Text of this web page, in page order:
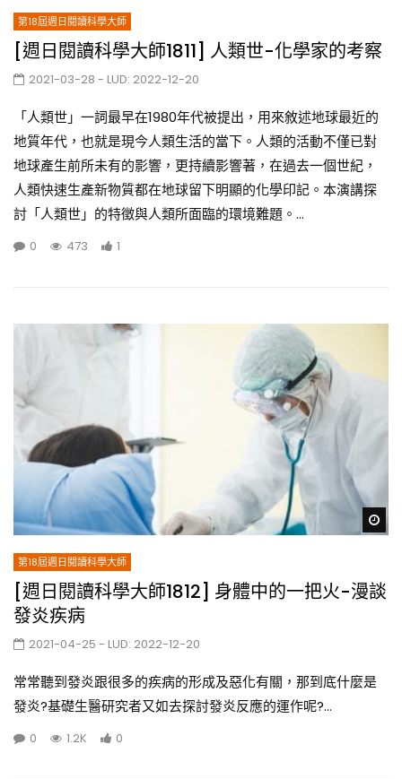
第18屆週日閱讀科學大師
[週日閱讀科學大師1811] 人類世-化學家的考察
2021-03-28 - LUD: 2022-12-20
「人類世」一詞最早在1980年代被提出，用來敘述地球最近的
地質年代，也就是現今人類生活的當下。人類的活動不僅已對
地球產生前所未有的影響，更持續影響著，在過去一個世紀，
人類快速生產新物質都在地球留下明顯的化學印記。本演講探
討「人類世」的特徵與人類所面臨的環境難題。...
0 473 1
第18屆週日閱讀科學大師
[週日閱讀科學大師1812] 身體中的一把火-漫談
發炎疾病
2021-04-25 - LUD: 2022-12-20
常常聽到發炎跟很多的疾病的形成及惡化有關，那到底什麼是
發炎?基礎生醫研究者又如去探討發炎反應的運作呢?...
0 1.2K 0